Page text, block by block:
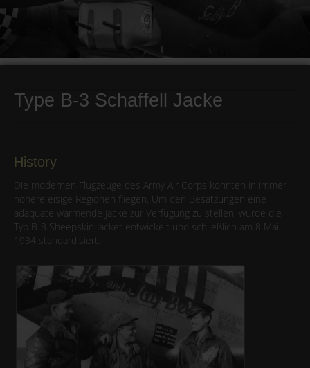
Type B-3 Schaffell Jacke
History
Die modernen Flugzeuge des Army Air Corps konnten in immer
höhere eisige Regionen fliegen. Um den Besatzungen eine
adäquate wärmende Jacke zur Verfügung zu stellen, wurde die
Typ B-3 Sheepskin Jacket entwickelt und schließlich am 8 Mai
1934 standardisiert.